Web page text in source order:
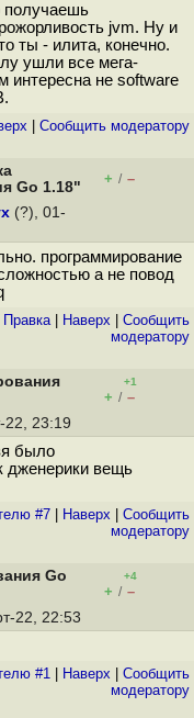
получаешь
jvm. Ну и
ты - илита, конечно.
ушли все мега-
интересна не software
Cообщить модератору
Go 1.18"
+ / –
(?), 01-
программирование
а не повод
Правка| Наверх
Cообщить
модератору
+1
+ / –
22, 23:19
было
дженерики вещь
#7 Наверх
Cообщить
модератору
Go
+4
+ / –
22, 22:53
#1 Наверх
Cообщить
модератору